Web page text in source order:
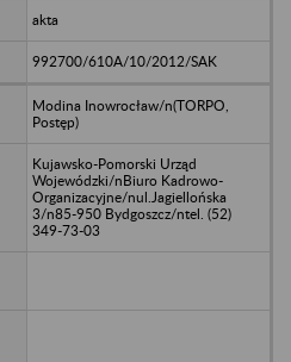
akta
992700/610A/10/2012/SAK
Modina Inowrocław/n(TORPO,
Postęp)
Kujawsko-Pomorski Urząd
Wojewódzki/nBiuro Kadrowo-
Organizacyjne/nul.Jagiellońska
3/n85-950 Bydgoszcz/ntel. (52)
349-73-03